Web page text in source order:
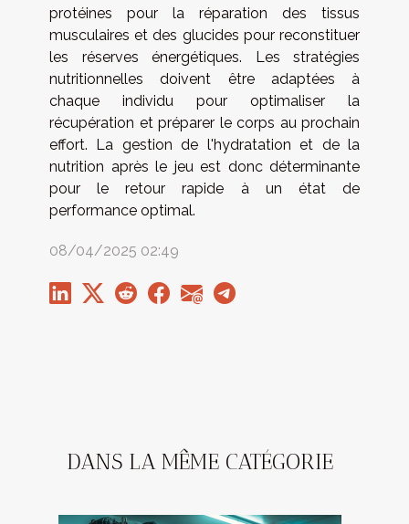
protéines pour la réparation des tissus
musculaires et des glucides pour reconstituer
les réserves énergétiques. Les stratégies
nutritionnelles doivent être adaptées à
chaque individu pour optimaliser la
récupération et préparer le corps au prochain
effort. La gestion de l'hydratation et de la
nutrition après le jeu est donc déterminante
pour le retour rapide à un état de
performance optimal.
08/04/2025 02:49
DANS LA MÊME CATÉGORIE